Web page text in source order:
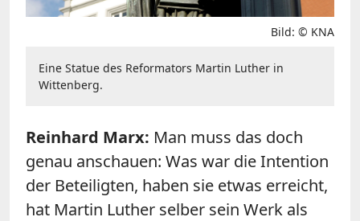
Bild: © KNA
Eine Statue des Reformators Martin Luther in
Wittenberg.
Reinhard Marx: Man muss das doch
genau anschauen: Was war die Intention
der Beteiligten, haben sie etwas erreicht,
hat Martin Luther selber sein Werk als